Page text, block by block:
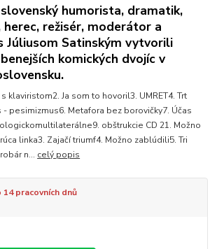
humorista, dramatik,
režisér, moderátor a
Júliusom Satinským vytvorili
komických dvojíc v
klaviristom2. Ja som to hovoril3. UMRET4. Trt
- pesimizmus6. Metafora bez borovičky7. Účas
obštrukcie CD 21. Možno
linka3. Zajačí triumf4. Možno zablúdili5. Tri
n... celý popis
14 pracovních dnů